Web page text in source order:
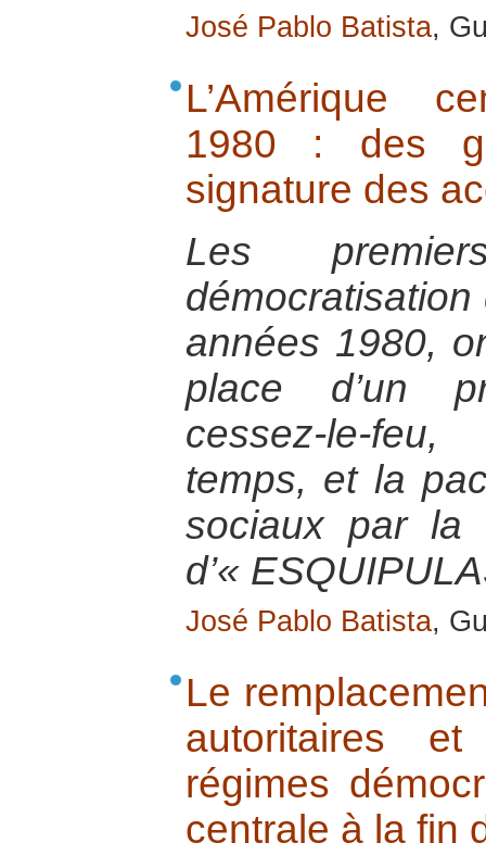
José Pablo Batista,
L’Amérique
1980 : des
signature des
Les
années 1980,
place d’un
cessez-le-
temps, et la
sociaux par la
d’«
José Pablo Batista,
Le
autoritaires
régimes
centrale à la fin